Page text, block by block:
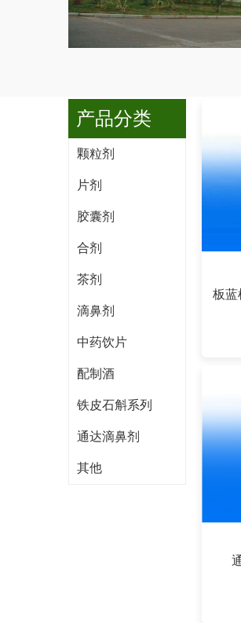
产品分类
颗粒剂
片剂
胶囊剂
合剂
茶剂
滴鼻剂
中药饮片
配制酒
铁皮石斛系列
通达滴鼻剂
其他
板蓝